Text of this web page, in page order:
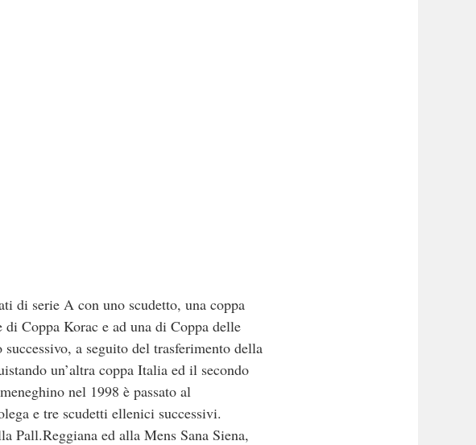
di serie A con uno scudetto, una coppa
Coppa Korac e ad una di Coppa delle
a seguito del trasferimento della
un’altra coppa Italia ed il secondo
nel 1998 è passato al
e tre scudetti ellenici successivi.
Pall.Reggiana ed alla Mens Sana Siena,